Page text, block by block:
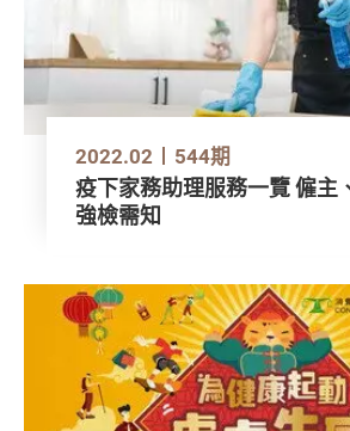
2022.02 544期
疫下家務助理服務一覽 僱主
強檢需知